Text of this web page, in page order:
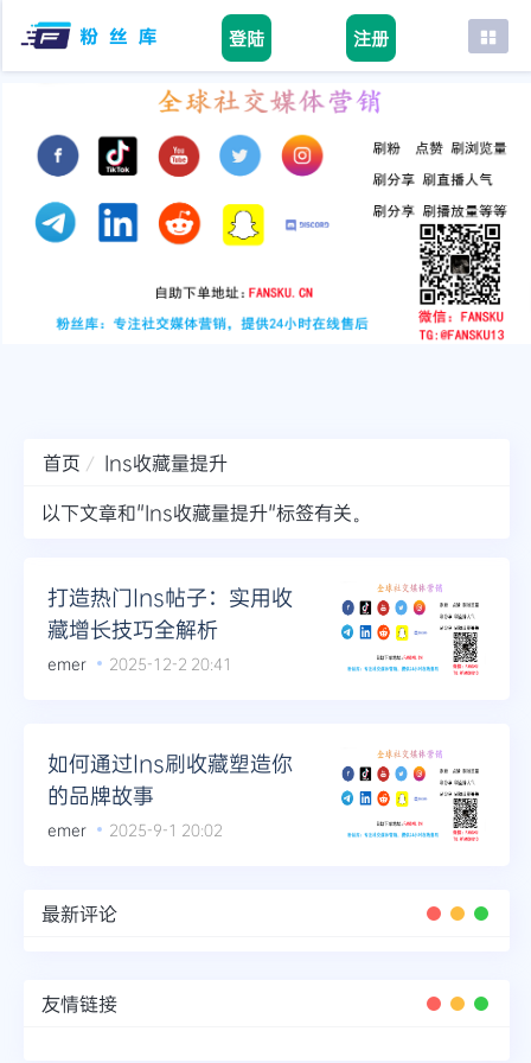
登陆 注册
首页
tiktok
youtube
instagram
首页
Ins收藏量提升
以下文章和"Ins收藏量提升"标签有关。
打造热门Ins帖子：实用收
藏增长技巧全解析
emer 2025-12-2 20:41
如何通过Ins刷收藏塑造你
的品牌故事
emer 2025-9-1 20:02
最新评论
友情链接